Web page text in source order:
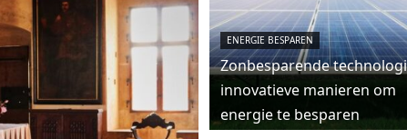
ENERGIE BESPAREN
Zonbesparende
innovatieve manieren om
energie te besparen